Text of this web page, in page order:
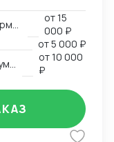
13 лет
решивших
Log&Consult
бизнес в
-
-
-
от15
000 ₽
от5 000 ₽
от10 000
₽